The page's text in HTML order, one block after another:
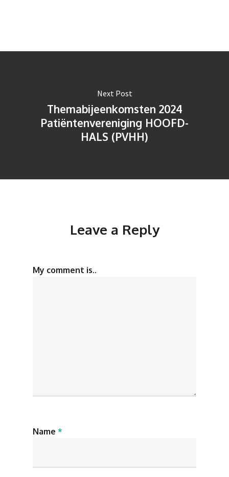
Next Post
Themabijeenkomsten 2024
Patiëntenvereniging HOOFD-
HALS (PVHH)
Leave a Reply
My comment is..
Name *